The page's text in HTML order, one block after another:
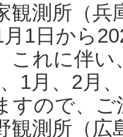
観測所（
1日から
これに伴い
1月、2月
すので、
観測所（